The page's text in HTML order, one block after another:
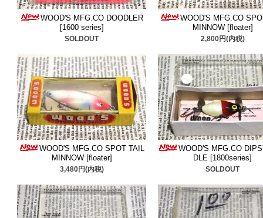
クのビッグジム追加しまし
がラメ振り等それぞれ個
いいたします。是非ご検討
■2025/7/30ヘドン＆ウッズ
した。真夏の強い味方、是
■2025/7/23ザラスプーク＆
し振りに販売できるスタ
す、是非ご検討ください。
■2025/7/19老舗ウッズの
WOOD'S MFG.CO DOODLER
[1600 series]
SOLDOUT
WOOD'S MFG.CO
MINNOW [floater]
2,800円(内税)
WOOD'S MFG.CO SPOT TAIL
MINNOW [floater]
3,480円(内税)
WOOD'S MFG.CO
DLE [1800series]
SOLDOUT